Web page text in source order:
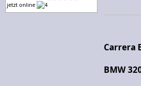
jetzt online
Carrera
BMW